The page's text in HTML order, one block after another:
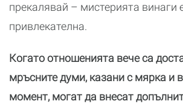
прекалявай – мистерията винаги
привлекателна.
Когато отношенията вече са
мръсните думи, казани с мярка и
момент, могат да внесат